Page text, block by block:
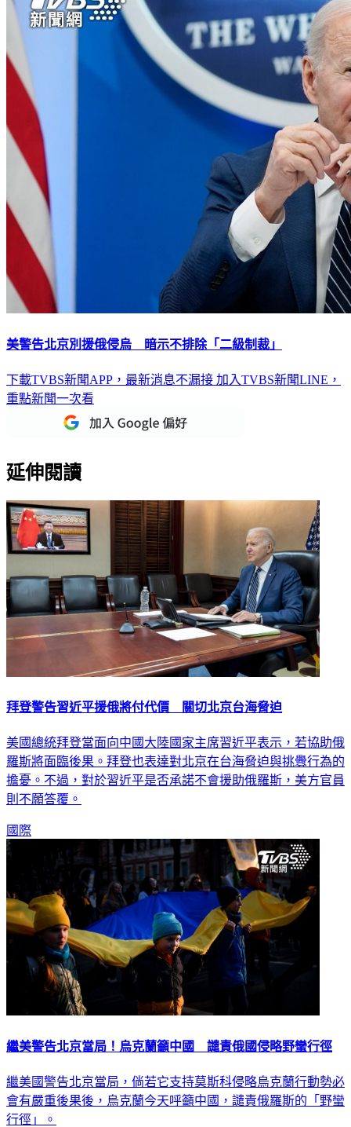
美警告北京別援俄侵烏 暗示不排除「二級制裁」
下載TVBS新聞APP，最新消息不漏接 加入TVBS新聞LINE，
重點新聞一次看
延伸閱讀
拜登警告習近平援俄將付代價 關切北京台海脅迫
美國總統拜登當面向中國大陸國家主席習近平表示，若協助俄
羅斯將面臨後果。拜登也表達對北京在台海脅迫與挑釁行為的
擔憂。不過，對於習近平是否承諾不會援助俄羅斯，美方官員
則不願答覆。
國際
繼美警告北京當局！烏克蘭籲中國 譴責俄國侵略野蠻行徑
繼美國警告北京當局，倘若它支持莫斯科侵略烏克蘭行動勢必
會有嚴重後果後，烏克蘭今天呼籲中國，譴責俄羅斯的「野蠻
行徑」。